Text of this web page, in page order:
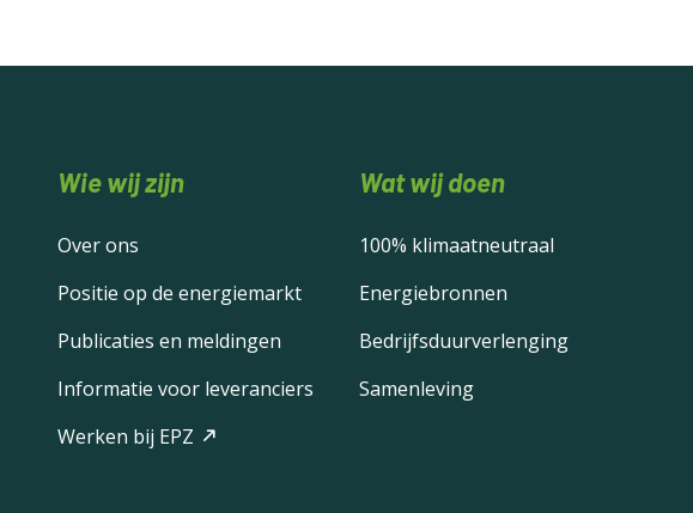
Wie wij zijn
Over ons
Positie op de energiemarkt
Publicaties en meldingen
Informatie voor leveranciers
Werken bij EPZ
Wat wij doen
100% klimaatneutraal
Energiebronnen
Bedrijfsduurverlenging
Samenleving